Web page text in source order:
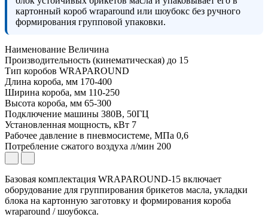
картонный короб wraparound или шоубокс без ручного
формирования групповой упаковки.
Наименование Величина
Производительность (кинематическая) до 15
Тип коробов WRAPAROUND
Длина короба, мм 170-400
Ширина короба, мм 110-250
Высота короба, мм 65-300
Подключение машины 380В, 50ГЦ
Установленная мощность, кВт 7
Рабочее давление в пневмосистеме, МПа 0,6
Потребление сжатого воздуха л/мин 200
Базовая комплектация WRAPAROUND-15 включает
оборудование для группирования брикетов масла, укладки
блока на картонную заготовку и формирования короба
wraparound / шоубокса.